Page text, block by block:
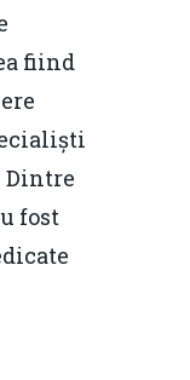
fiind
Dintre
fost